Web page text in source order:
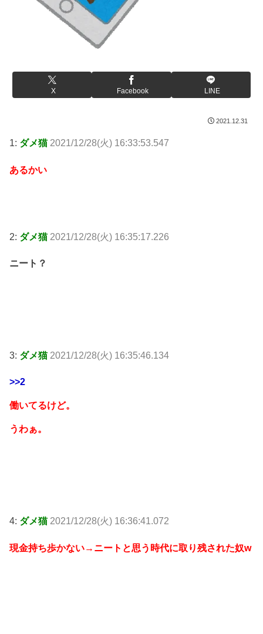
X Facebook LINE
2021.12.31
1: ダメ猫 2021/12/28(火) 16:33:53.547
あるかい
2: ダメ猫 2021/12/28(火) 16:35:17.226
ニート？
3: ダメ猫 2021/12/28(火) 16:35:46.134
>>2
働いてるけど。
うわぁ。
4: ダメ猫 2021/12/28(火) 16:36:41.072
現金持ち歩かない→ニートと思う時代に取り残された奴w